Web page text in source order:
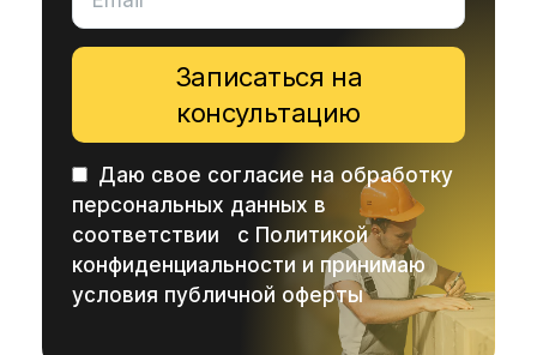
Даю свое согласие на обработку
персональных данных в
соответствии с Политикой
конфиденциальности и принимаю
условия публичной оферты
Записаться на
консультацию